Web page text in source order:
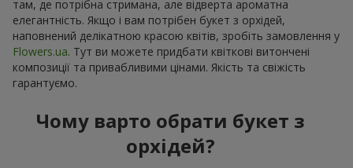
там, де потрібна стримана, але відверта ароматна
елегантність. Якщо і вам потрібен букет з орхідей,
наповнений делікатною красою квітів, зробіть замовлення у
Flowers.ua. Тут ви можете придбати квіткові витончені
композиції та привабливими цінами. Якість та свіжість
гарантуємо.
Чому варто обрати букет з
орхідей?